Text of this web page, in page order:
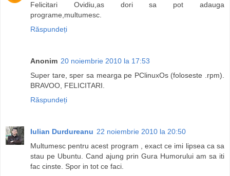
Felicitari Ovidiu,as dori sa pot adauga
programe,multumesc.
Răspundeți
Anonim 20 noiembrie 2010 la 17:53
Super tare, sper sa mearga pe PClinuxOs (foloseste .rpm).
BRAVOO, FELICITARI.
Răspundeți
Iulian Durdureanu 22 noiembrie 2010 la 20:50
Multumesc pentru acest program , exact ce imi lipsea ca sa
stau pe Ubuntu. Cand ajung prin Gura Humorului am sa iti
fac cinste. Spor in tot ce faci.